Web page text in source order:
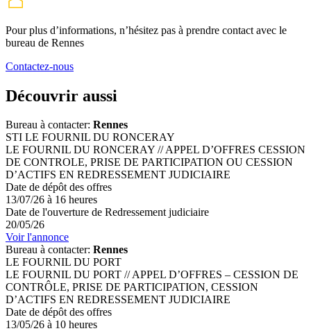
Pour plus d’informations, n’hésitez pas à prendre contact avec le
bureau de Rennes
Contactez-nous
Découvrir aussi
Bureau à contacter: Rennes
STI LE FOURNIL DU RONCERAY
LE FOURNIL DU RONCERAY // APPEL D’OFFRES CESSION
DE CONTROLE, PRISE DE PARTICIPATION OU CESSION
D’ACTIFS EN REDRESSEMENT JUDICIAIRE
Date de dépôt des offres
13/07/26 à 16 heures
Date de l'ouverture de Redressement judiciaire
20/05/26
Voir l'annonce
Bureau à contacter: Rennes
LE FOURNIL DU PORT
LE FOURNIL DU PORT // APPEL D’OFFRES – CESSION DE
CONTRÔLE, PRISE DE PARTICIPATION, CESSION
D’ACTIFS EN REDRESSEMENT JUDICIAIRE
Date de dépôt des offres
13/05/26 à 10 heures